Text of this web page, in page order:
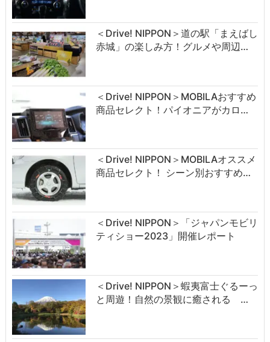
＜Drive! NIPPON＞道の駅「まえばし
赤城」の楽しみ方！グルメや周辺…
＜Drive! NIPPON＞MOBILAおすすめ
商品セレクト！パイオニアがカロ…
＜Drive! NIPPON＞MOBILAオススメ
商品セレクト！ シーン別おすすめ…
＜Drive! NIPPON＞「ジャパンモビリ
ティショー2023」開催レポート
＜Drive! NIPPON＞蝦夷富士ぐるーっ
と周遊！自然の景観に癒される …